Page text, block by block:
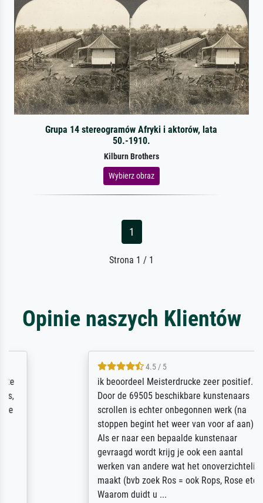
Grupa 14 stereogramów Afryki i aktorów, lata
50.-1910.
Kilburn Brothers
Wybierz obraz
1
Strona 1 / 1
Opinie naszych Klientów
4.5 / 5
ik beoordeel Meisterdrucke zeer positief.
Door de 69505 beschikbare kunstenaars
scrollen is echter onbegonnen werk (na
stoppen begint het weer van voor af aan).
Als er naar een bepaalde kunstenaar
gevraagd wordt krijg je ook een aantal
werken van andere wat het onoverzichtelijk
maakt (bvb zoek Ros = ook Rops, Rose etc).
Waarom duidt u ...